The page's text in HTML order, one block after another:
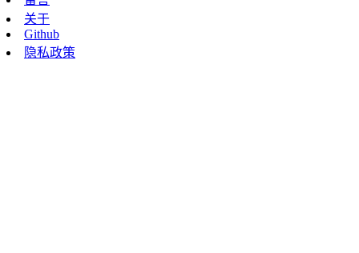
关于
Github
隐私政策